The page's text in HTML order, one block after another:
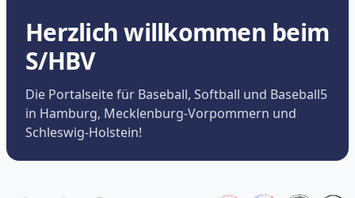
Herzlich willkommen beim
S/HBV
Die Portalseite für Baseball, Softball und Baseball5
in Hamburg, Mecklenburg-Vorpommern und
Schleswig-Holstein!